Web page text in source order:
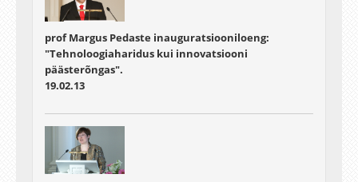
prof Margus Pedaste inauguratsiooniloeng:
"Tehnoloogiaharidus kui innovatsiooni
päästerõngas".
19.02.13